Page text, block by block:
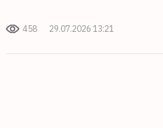
458 29.07.2026 13:21